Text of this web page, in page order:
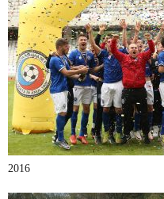
2016